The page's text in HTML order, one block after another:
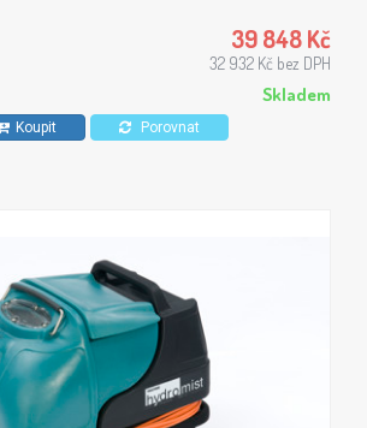
39 848 Kč
32 932 Kč bez DPH
Skladem
Koupit Porovnat